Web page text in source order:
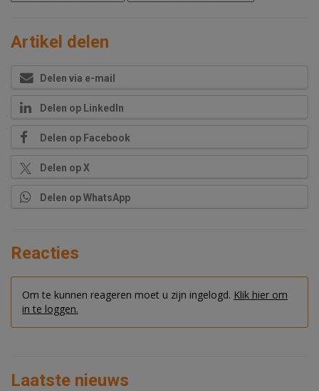
Artikel delen
Delen via e-mail
Delen op LinkedIn
Delen op Facebook
Delen op X
Delen op WhatsApp
Reacties
Om te kunnen reageren moet u zijn ingelogd. Klik hier om
in te loggen.
Laatste nieuws